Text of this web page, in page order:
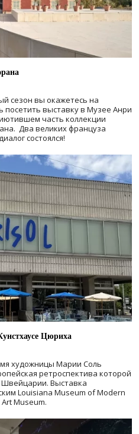
сезон вы окажетесь на
посетить выставку в Музее Анри
часть коллекции
Два великих француза
состоялся!
Цюриха
художницы Марии Соль
ретроспектива которой
Выставка
Louisiana Museum of Modern
Museum.